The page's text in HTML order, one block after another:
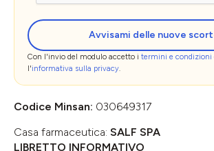
Avvisami delle nuove
Con l'invio del modulo accetto i termini e condizioni
l'informativa sulla privacy.
Codice Minsan: 030649317
Casa farmaceutica: SALF SPA
LIBRETTO INFORMATIVO